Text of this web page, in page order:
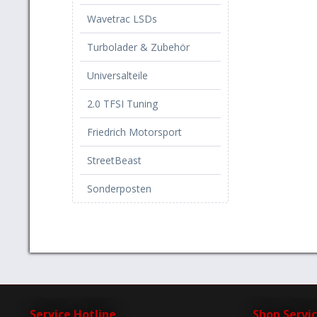
Wavetrac LSDs
Turbolader & Zubehör
Universalteile
2.0 TFSI Tuning
Friedrich Motorsport
StreetBeast
Sonderposten